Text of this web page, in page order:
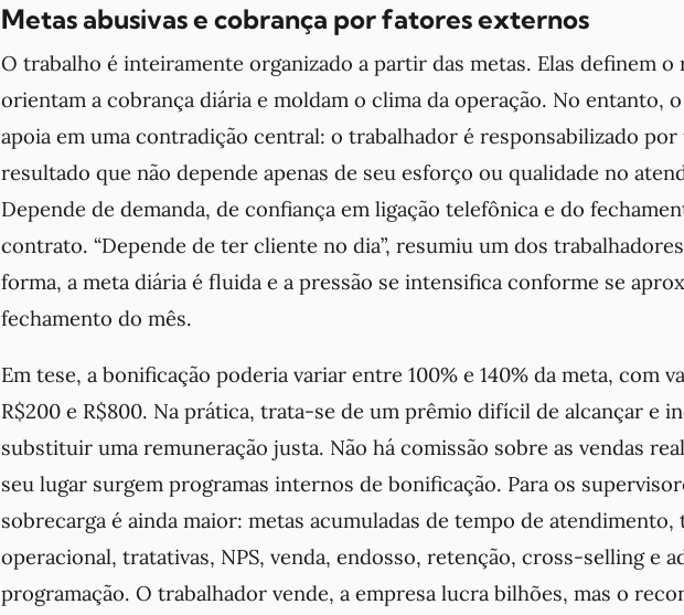
Metas abusivas e cobrança por fatores externos
O trabalho é inteiramente organizado a partir das metas. Elas definem o
orientam a cobrança diária e moldam o clima da operação. No entanto,
apoia em uma contradição central: o trabalhador é responsabilizado por
resultado que não depende apenas de seu esforço ou qualidade no
Depende de demanda, de confiança em ligação telefônica e do
contrato. “Depende de ter cliente no dia”, resumiu um dos
forma, a meta diária é fluida e a pressão se intensifica conforme se
fechamento do mês.
Em tese, a bonificação poderia variar entre 100% e 140% da meta, com
R$200 e R$800. Na prática, trata-se de um prêmio difícil de alcançar e
substituir uma remuneração justa. Não há comissão sobre as vendas
seu lugar surgem programas internos de bonificação. Para os
sobrecarga é ainda maior: metas acumuladas de tempo de atendimento,
operacional, tratativas, NPS, venda, endosso, retenção, cross-selling e
programação. O trabalhador vende, a empresa lucra bilhões, mas o